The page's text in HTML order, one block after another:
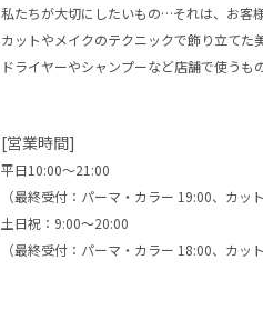
私たちが大切にしたいもの…それは、お客
カットやメイクのテクニックで飾り立て
ドライヤーやシャンプーなど店舗で使うも
[営業時間]
平日10:00〜21:00
（最終受付：パーマ・カラー 19:00、カッ
土日祝：9:00〜20:00
（最終受付：パーマ・カラー 18:00、カッ